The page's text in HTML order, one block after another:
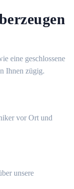
eine geschlossene
Ihnen zügig.
vor Ort und
unsere